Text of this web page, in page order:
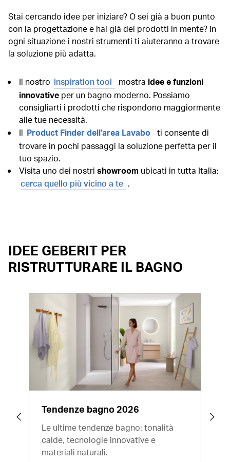
Stai cercando idee per iniziare? O sei già a buon punto
con la progettazione e hai già dei prodotti in mente? In
ogni situazione i nostri strumenti ti aiuteranno a trovare
la soluzione più adatta.
Il nostro inspiration tool mostra idee e funzioni
innovative per un bagno moderno. Possiamo
consigliarti i prodotti che rispondono maggiormente
alle tue necessità.
Il Product Finder dell'area Lavabo
ti consente di
trovare in pochi passaggi la soluzione perfetta per il
tuo spazio.
Visita uno dei nostri showroom ubicati in tutta Italia:
cerca quello più vicino a te .
IDEE GEBERIT PER
RISTRUTTURARE IL BAGNO
Tendenze bagno 2026
Le ultime tendenze bagno: tonalità
calde, tecnologie innovative e
materiali naturali.